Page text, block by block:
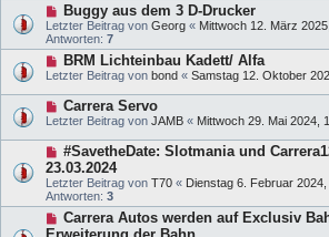
Buggy aus dem 3 D-Drucker
Letzter Beitrag von Georg « Mittwoch 12. März
Antworten: 7
BRM Lichteinbau Kadett/ Alfa
Letzter Beitrag von bond « Samstag 12. Oktober
Carrera Servo
Letzter Beitrag von JAMB « Mittwoch 29. Mai 2024,
#SavetheDate: Slotmania und
23.03.2024
Letzter Beitrag von T70 « Dienstag 6. Februar
Antworten: 3
Carrera Autos werden auf Exclusiv